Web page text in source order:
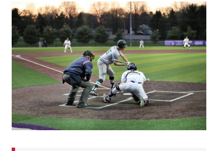
プロ野球の審判になるために必要な資
格
どんな人がプロ野球の審判に向いている？
細やかなルールを理解できる
冷静な判断ができる
動体視力が高い
競技に対する情熱がある
就活の注意点・ポイント
アマチュア野球の審判経験者や元プロ野